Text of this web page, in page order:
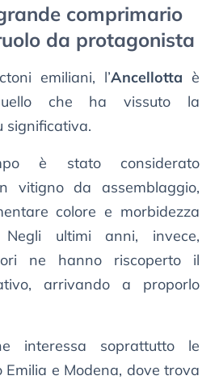
comprimario
da protagonista
emiliani, l’Ancellotta è
che ha vissuto la
significativa.
è stato considerato
vitigno da assemblaggio,
colore e morbidezza
Negli ultimi anni, invece,
ne hanno riscoperto il
arrivando a proporlo
interessa soprattutto le
Emilia e Modena, dove trova